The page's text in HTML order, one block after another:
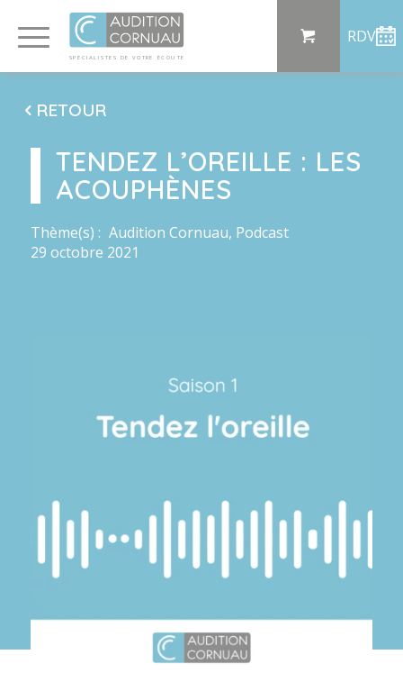
SP ÉCI AL I S TE S DE VO TRE ÉC OU TE
RDV
RETOUR
TENDEZ L’OREILLE : LES
ACOUPHÈNES
Thème(s) : Audition Cornuau, Podcast
29 octobre 2021
Panneau de gestion des cookies